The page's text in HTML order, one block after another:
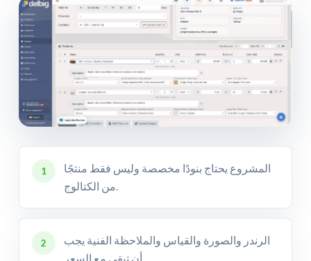
1
المشروع يحتاج بنودًا مخصصة وليس فقط منتجًا
2
الرندر والصورة والقياس والملاحظة الفنية يجب